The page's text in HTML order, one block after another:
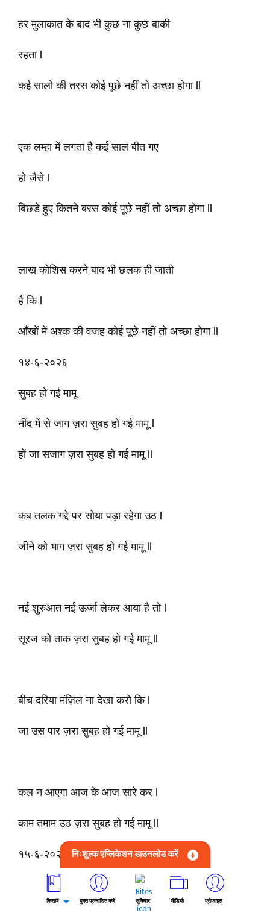
हर मुलाकात के बाद भी कुछ ना कुछ बाकी
रहता l
कई सालो की तरस कोई पूछे नहीं तो अच्छा होगा ll
एक लम्हा में लगता है कई साल बीत गए
हो जैसे l
बिछडे हुए कितने बरस कोई पूछे नहीं तो अच्छा होगा ll
लाख कोशिस करने बाद भी छलक ही जाती
है कि l
आँखों में अश्क की वजह कोई पूछे नहीं तो अच्छा होगा ll
१४-६-२०२६
सुबह हो गई मामू
नींद में से जाग ज़रा सुबह हो गई मामू l
हों जा सजाग ज़रा सुबह हो गई मामू ll
कब तलक गद्दे पर सोया पड़ा रहेगा उठ l
जीने को भाग ज़रा सुबह हो गई मामू ll
नई शुरुआत नई ऊर्जा लेकर आया है तो l
सूरज को ताक ज़रा सुबह हो गई मामू ll
बीच दरिया मंज़िल ना देखा करो कि l
जा उस पार ज़रा सुबह हो गई मामू ll
कल न आएगा आज के आज सारे कर l
काम तमाम उठ ज़रा सुबह हो गई मामू ll
१५-६-२०२६ निःशुल्क एप्लिकेशन डाउनलोड करें
किताबें मुक्त प्रकाशित करें सुविचार वीडियो प्रोफाइल